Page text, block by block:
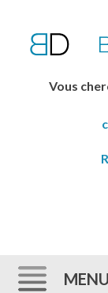
Vous
MENU